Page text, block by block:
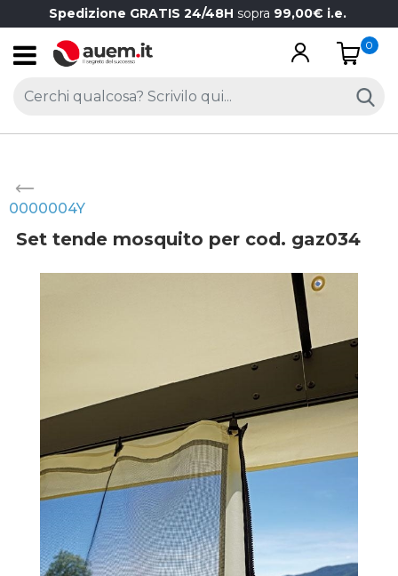
Spedizione GRATIS 24/48H sopra 99,00€ i.e.
Open
0
0000004Y
Set tende mosquito per cod. gaz034